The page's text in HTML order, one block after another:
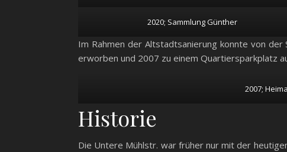
2020; Sammlung Günther
Im Rahmen der Altstadtsanierung konnte von
erworben und 2007 zu einem Quartiersparkplatz
2007;
Historie
Die Untere Mühlstr. war früher nur mit der